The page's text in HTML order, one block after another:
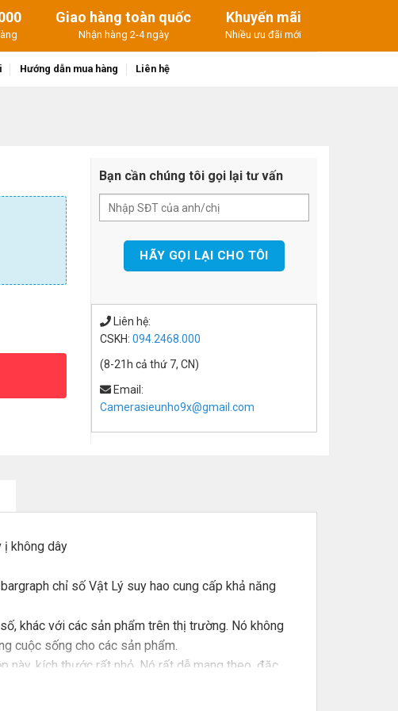
Giao hàng toàn quốc
Nhận hàng 2-4 ngày
Khuyến mãi
Nhiều ưu đãi mới
Hướng dẫn mua hàng Liên hệ
Bạn cần chúng tôi gọi lại tư vấn
Liên hệ:
CSKH: 094.2468.000
(8-21h cả thứ 7, CN)
Email:
Camerasieunho9x@gmail.com
ị không dây
chỉ số Vật Lý suy hao cung cấp khả năng
khác với các sản phẩm trên thị trường. Nó không
cuộc sống cho các sản phẩm.
này, kích thước rất nhỏ. Nó rất dễ mang theo, đặc